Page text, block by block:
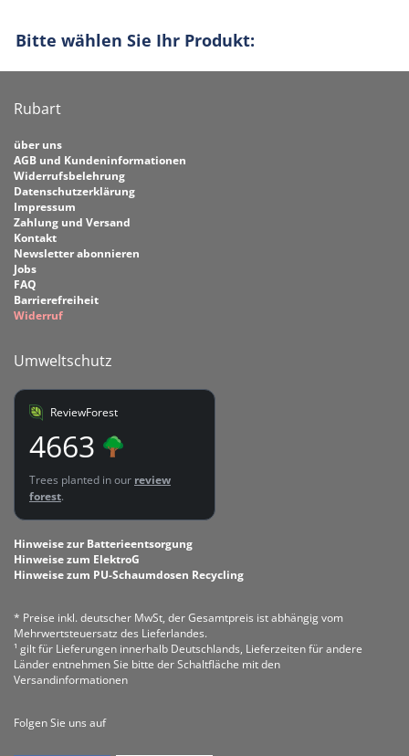
Bitte wählen Sie Ihr Produkt:
Rubart
über uns
AGB und Kundeninformationen
Widerrufsbelehrung
Datenschutzerklärung
Impressum
Zahlung und Versand
Kontakt
Newsletter abonnieren
Jobs
FAQ
Barrierefreiheit
Widerruf
Umweltschutz
ReviewForest
4663
Trees planted in our review
forest.
Hinweise zur Batterieentsorgung
Hinweise zum ElektroG
Hinweise zum PU-Schaumdosen Recycling
* Preise inkl. deutscher MwSt, der Gesamtpreis ist abhängig vom
Mehrwertsteuersatz des Lieferlandes.
¹ gilt für Lieferungen innerhalb Deutschlands, Lieferzeiten für andere
Länder entnehmen Sie bitte der Schaltfläche mit den
Versandinformationen
Folgen Sie uns auf